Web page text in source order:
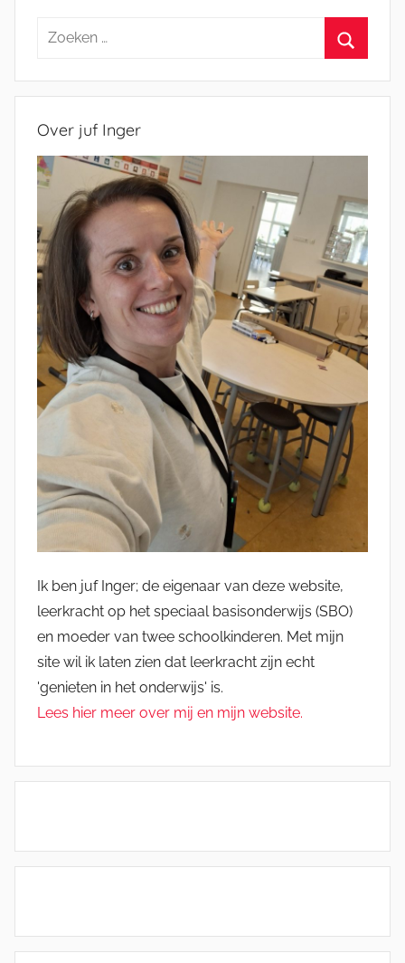
Zoeken
Over juf Inger
Ik ben juf Inger; de eigenaar van deze website,
leerkracht op het speciaal basisonderwijs (SBO)
en moeder van twee schoolkinderen. Met mijn
site wil ik laten zien dat leerkracht zijn echt
'genieten in het onderwijs' is.
Lees hier meer over mij en mijn website.